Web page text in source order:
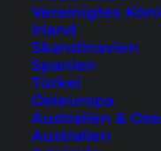
Vereinigtes
Irland
Skandinavien
Spanien
Türkei
Osteuropa
Australien &
Australien